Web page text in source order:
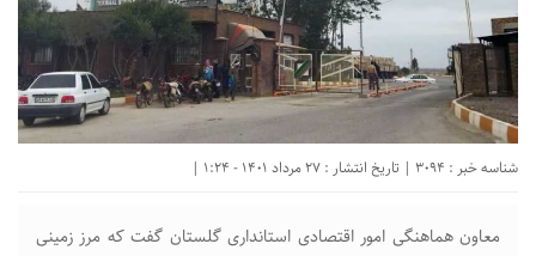
شناسه خبر : 3094 | تاریخ انتشار : 27 مرداد 1401 - 1:24 |
معاون هماهنگی امور اقتصادی استانداری گلستان گفت که مرز زمینی